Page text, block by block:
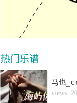
热门乐谱
1views: